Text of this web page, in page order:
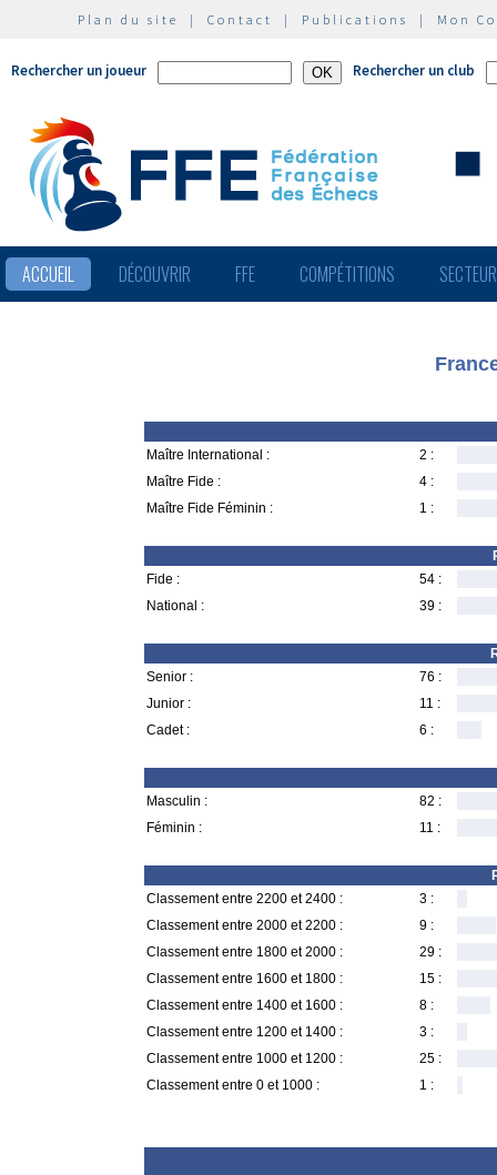
Plan du site | Contact | Publications | Mon
Rechercher un joueur Rechercher un club
ACCUEIL DÉCOUVRIR FFE COMPÉTITIONS
Maître International :
2 :
Maître Fide :
4 :
Maître Fide Féminin :
1 :
Fide :
54 :
National :
39 :
Senior :
76 :
Junior :
11 :
Cadet :
6 :
Masculin :
82 :
Féminin :
11 :
Classement entre 2200 et 2400 :
3 :
Classement entre 2000 et 2200 :
9 :
Classement entre 1800 et 2000 :
29 :
Classement entre 1600 et 1800 :
15 :
Classement entre 1400 et 1600 :
8 :
Classement entre 1200 et 1400 :
3 :
Classement entre 1000 et 1200 :
25 :
Classement entre 0 et 1000 :
1 :